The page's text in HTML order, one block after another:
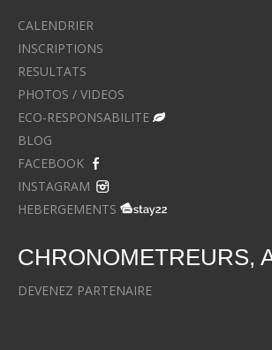
CALENDRIER
INSCRIPTIONS
RESULTATS
PHOTOS / VIDEOS
ECO-RESPONSABILITE
BLOG
FACEBOOK
INSTAGRAM
HEBERGEMENTS
CHRONOMETREURS,
DEVENEZ PARTENAIRE